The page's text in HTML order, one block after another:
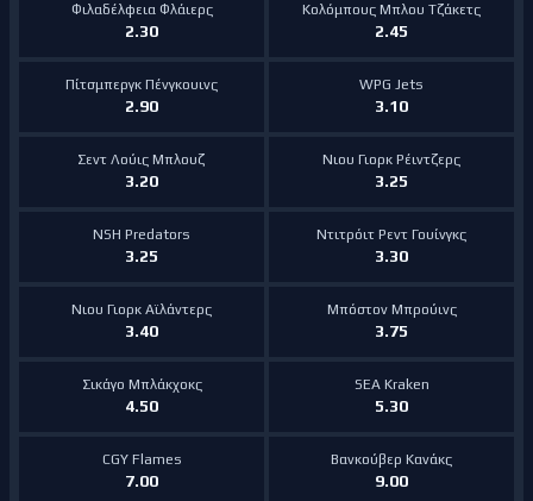
Φιλαδέλφεια Φλάιερς
2.30
Κολόμπους Μπλου Τζάκετς
2.45
Πίτσμπεργκ Πένγκουινς
2.90
WPG Jets
3.10
Σεντ Λούις Μπλουζ
3.20
Νιου Γιορκ Ρέιντζερς
3.25
NSH Predators
3.25
Ντιτρόιτ Ρεντ Γουίνγκς
3.30
Νιου Γιορκ Αϊλάντερς
3.40
Μπόστον Μπρούινς
3.75
Σικάγο Μπλάκχοκς
4.50
SEA Kraken
5.30
CGY Flames
7.00
Βανκούβερ Κανάκς
9.00